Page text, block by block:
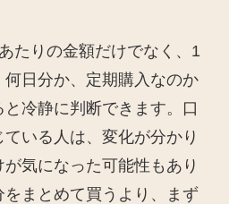
たりの金額だけでなく、1
何日分か、定期購入なのか
冷静に判断できます。口
いる人は、変化が分かり
気になった可能性もあり
をまとめて買うより、まず